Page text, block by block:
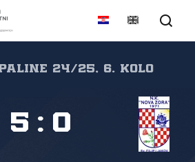
24/25, 6. kolo
5 : 0